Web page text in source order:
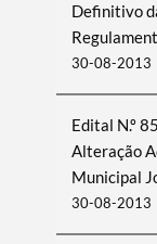
Definitivo
30-08-2013
Edital N.º
Alteração
Municipal
30-08-2013